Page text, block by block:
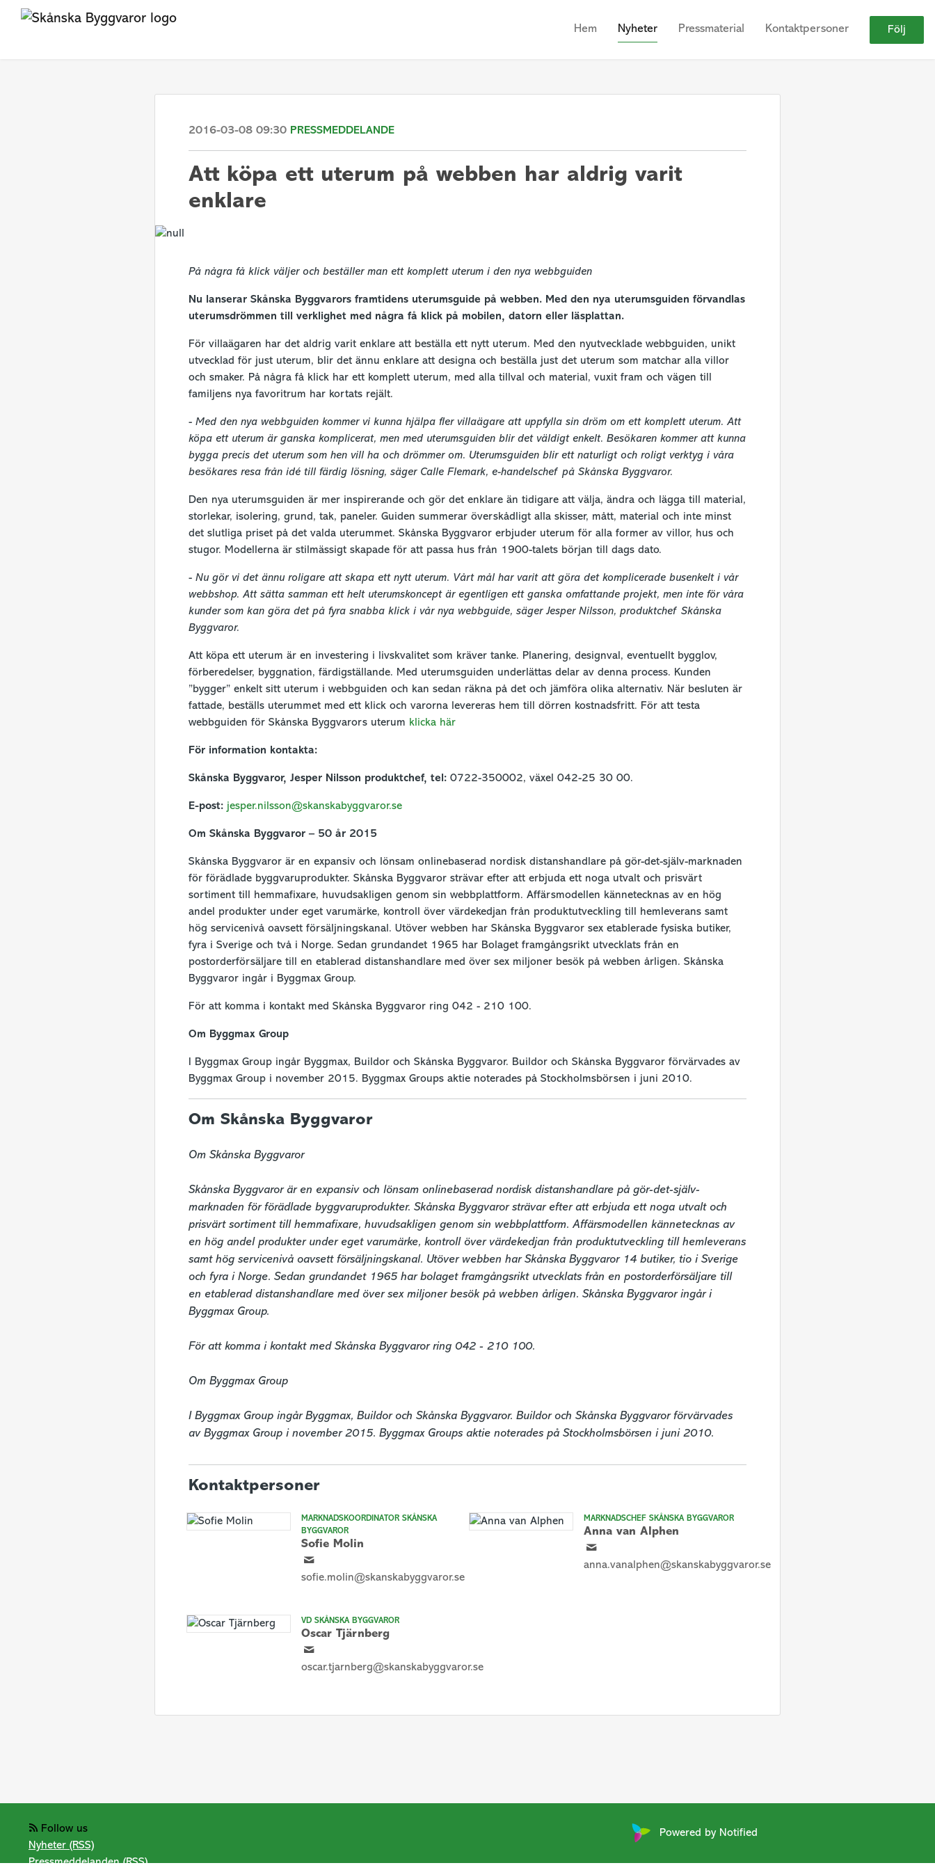
Hem Nyheter Pressmaterial Kontaktpersoner Följ
2016-03-08 09:30 PRESSMEDDELANDE
​Att köpa ett uterum på webben har aldrig varit
enklare
På några få klick väljer och beställer man ett komplett uterum i den nya webbguiden
Nu lanserar Skånska Byggvarors framtidens uterumsguide på webben. Med den nya uterumsguiden förvandlas
uterumsdrömmen till verklighet med några få klick på mobilen, datorn eller läsplattan.
För villaägaren har det aldrig varit enklare att beställa ett nytt uterum. Med den nyutvecklade webbguiden, unikt
utvecklad för just uterum, blir det ännu enklare att designa och beställa just det uterum som matchar alla villor
och smaker. På några få klick har ett komplett uterum, med alla tillval och material, vuxit fram och vägen till
familjens nya favoritrum har kortats rejält.
- Med den nya webbguiden kommer vi kunna hjälpa fler villaägare att uppfylla sin dröm om ett komplett uterum. Att
köpa ett uterum är ganska komplicerat, men med uterumsguiden blir det väldigt enkelt. Besökaren kommer att kunna
bygga precis det uterum som hen vill ha och drömmer om. Uterumsguiden blir ett naturligt och roligt verktyg i våra
besökares resa från idé till färdig lösning, säger Calle Flemark, e-handelschef på Skånska Byggvaror.
Den nya uterumsguiden är mer inspirerande och gör det enklare än tidigare att välja, ändra och lägga till material,
storlekar, isolering, grund, tak, paneler. Guiden summerar överskådligt alla skisser, mått, material och inte minst
det slutliga priset på det valda uterummet. Skånska Byggvaror erbjuder uterum för alla former av villor, hus och
stugor. Modellerna är stilmässigt skapade för att passa hus från 1900-talets början till dags dato.
- Nu gör vi det ännu roligare att skapa ett nytt uterum. Vårt mål har varit att göra det komplicerade busenkelt i vår
webbshop. Att sätta samman ett helt uterumskoncept är egentligen ett ganska omfattande projekt, men inte för våra
kunder som kan göra det på fyra snabba klick i vår nya webbguide, säger Jesper Nilsson, produktchef Skånska
Byggvaror.
Att köpa ett uterum är en investering i livskvalitet som kräver tanke. Planering, designval, eventuellt bygglov,
förberedelser, byggnation, färdigställande. Med uterumsguiden underlättas delar av denna process. Kunden
”bygger” enkelt sitt uterum i webbguiden och kan sedan räkna på det och jämföra olika alternativ. När besluten är
fattade, beställs uterummet med ett klick och varorna levereras hem till dörren kostnadsfritt. För att testa
webbguiden för Skånska Byggvarors uterum klicka här
För information kontakta:
Skånska Byggvaror, Jesper Nilsson produktchef, tel: 0722-350002, växel 042-25 30 00.
E-post: jesper.nilsson@skanskabyggvaror.se
Om Skånska Byggvaror – 50 år 2015
Skånska Byggvaror är en expansiv och lönsam onlinebaserad nordisk distanshandlare på gör-det-själv-marknaden
för förädlade byggvaruprodukter. Skånska Byggvaror strävar efter att erbjuda ett noga utvalt och prisvärt
sortiment till hemmafixare, huvudsakligen genom sin webbplattform. Affärsmodellen kännetecknas av en hög
andel produkter under eget varumärke, kontroll över värdekedjan från produktutveckling till hemleverans samt
hög servicenivå oavsett försäljningskanal. Utöver webben har Skånska Byggvaror sex etablerade fysiska butiker,
fyra i Sverige och två i Norge. Sedan grundandet 1965 har Bolaget framgångsrikt utvecklats från en
postorderförsäljare till en etablerad distanshandlare med över sex miljoner besök på webben årligen. Skånska
Byggvaror ingår i Byggmax Group.
För att komma i kontakt med Skånska Byggvaror ring 042 - 210 100.
Om Byggmax Group
I Byggmax Group ingår Byggmax, Buildor och Skånska Byggvaror. Buildor och Skånska Byggvaror förvärvades av
Byggmax Group i november 2015. Byggmax Groups aktie noterades på Stockholmsbörsen i juni 2010.
Om Skånska Byggvaror
Om Skånska Byggvaror
Skånska Byggvaror är en expansiv och lönsam onlinebaserad nordisk distanshandlare på gör-det-själv-
marknaden för förädlade byggvaruprodukter. Skånska Byggvaror strävar efter att erbjuda ett noga utvalt och
prisvärt sortiment till hemmafixare, huvudsakligen genom sin webbplattform. Affärsmodellen kännetecknas av
en hög andel produkter under eget varumärke, kontroll över värdekedjan från produktutveckling till hemleverans
samt hög servicenivå oavsett försäljningskanal. Utöver webben har Skånska Byggvaror 14 butiker, tio i Sverige
och fyra i Norge. Sedan grundandet 1965 har bolaget framgångsrikt utvecklats från en postorderförsäljare till
en etablerad distanshandlare med över sex miljoner besök på webben årligen. Skånska Byggvaror ingår i
Byggmax Group.
För att komma i kontakt med Skånska Byggvaror ring 042 - 210 100.
Om Byggmax Group
I Byggmax Group ingår Byggmax, Buildor och Skånska Byggvaror. Buildor och Skånska Byggvaror förvärvades
av Byggmax Group i november 2015. Byggmax Groups aktie noterades på Stockholmsbörsen i juni 2010.
Kontaktpersoner
MARKNADSKOORDINATOR SKÅNSKA
BYGGVAROR
Sofie Molin
sofie.molin@skanskabyggvaror.se
MARKNADSCHEF SKÅNSKA BYGGVAROR
Anna van Alphen
anna.vanalphen@skanskabyggvaror.se
VD SKÅNSKA BYGGVAROR
Oscar Tjärnberg
oscar.tjarnberg@skanskabyggvaror.se
Follow us
Nyheter (RSS)
Pressmeddelanden (RSS)
Powered by Notified